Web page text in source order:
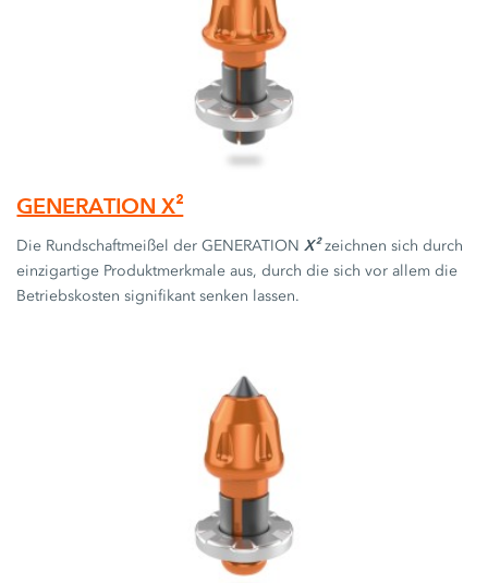
GENERATION X²
Die Rundschaftmeißel der GENERATIONX²zeichnen sich durch
einzigartige Produktmerkmale aus, durch die sich vor allem die
Betriebskosten signifikant senken lassen.